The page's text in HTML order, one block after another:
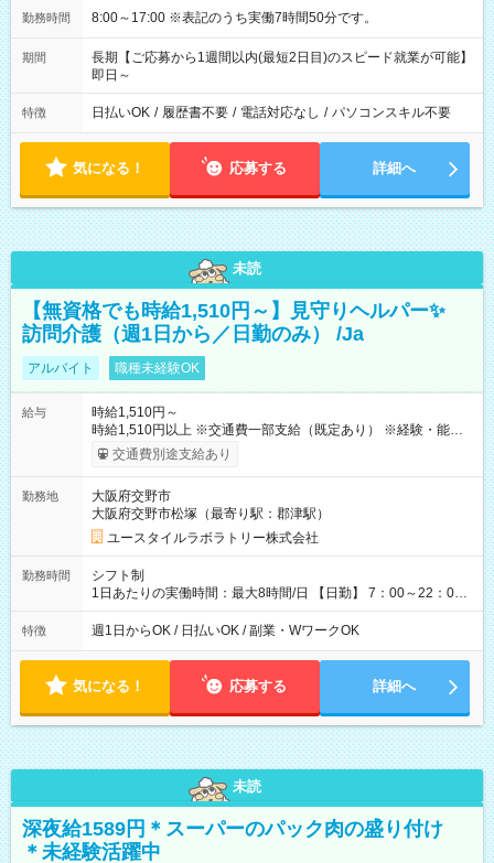
勤務時間 8:00～17:00 ※表記のうち実働7時間50分です。
期間
長期【ご応募から1週間以内(最短2日目)のスピード就業が可能】
即日～
特徴 日払いOK / 履歴書不要 / 電話対応なし / パソコンスキル不要
気になる！ 応募する 詳細へ
未読
【無資格でも時給1,510円～】見守りヘルパー✨
訪問介護（週1日から／日勤のみ） /Ja
アルバイト 職種未経験OK
給与
時給1,510円～
時給1,510円以上 ※交通費一部支給（既定あり） ※経験・能力を
考慮して決定します 【収入例】 週1回勤務の場合：1,510円×8時
間×4回=4万8,320円 週3回勤務の場合：1,510円×8時間×12回
1,600円 【試用期間】試用期間あり 試用期間の長さ：2ヶ月
※ 雇用形態と給与に、本採用時と異なる部分があります。 雇用
形態：本採用時と同じです。 給与：時給 1,180円以上
交通費別途支給あり
勤務地
大阪府交野市
大阪府交野市松塚（最寄り駅：郡津駅）
ユースタイルラボラトリー株式会社
勤務時間
シフト制
1日あたりの実働時間：最大8時間/日 【日勤】 7：00～22：00
の間で4～8時間勤務（休憩時間は法定通り） ※週1日～OK ／ 1
日4時間から勤務OK ／ 夜勤なし ＊＊ 勤務時間例 ＊＊ ■7時
変動 ※曜日固定（毎週同じ曜日勤務）
特徴 週1日からOK / 日払いOK / 副業・WワークOK
気になる！ 応募する 詳細へ
未読
深夜給1589円＊スーパーのパック肉の盛り付け
＊未経験活躍中